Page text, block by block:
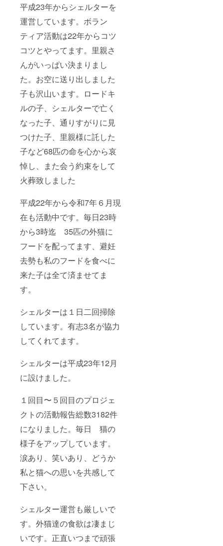
平成23年からシェルターを
運営しています。ボラン
ティア活動は22年からコツ
コツとやってます。里親さ
んがいっぱい決まりまし
た。お空に送り出しました
子も沢山います。ロードキ
ルの子、シェルターで亡く
なった子、通りすがりに見
つけた子、里親様に託した
子など68匹の命を心から哀
悼し、また会う約束をして
火葬致しました
平成22年から令和7年６月現
在も活動中です。毎日23時
から3時迄 35匹の外猫に
フードを配ってます、避妊
去勢も私のフードを食べに
来た子は全て済ませてま
す。
シェルターは１日二回掃除
しています。有志3名が協力
してくれてます。
シェルターは平成23年12月
に設けました。
１回目〜５回目のプロジェ
クトの活動報告総数3182件
になりました。毎日 猫の
様子をアップしています。
涙あり、笑いあり、どうか
私と猫への思いを共感して
下さい。
シェルター運営も厳しいで
す。外猫達の食欲は凄まじ
いです。正直いつまで頑張